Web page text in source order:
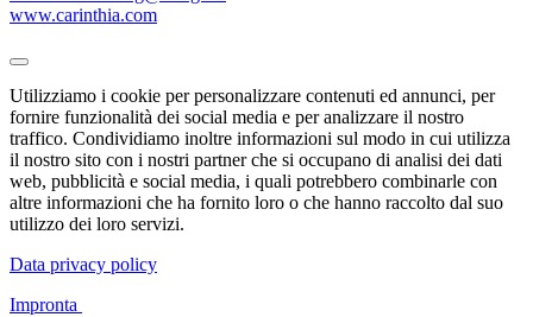
www.carinthia.com
Utilizziamo i cookie per personalizzare contenuti ed annunci, per
fornire funzionalità dei social media e per analizzare il nostro
traffico. Condividiamo inoltre informazioni sul modo in cui utilizza
il nostro sito con i nostri partner che si occupano di analisi dei dati
web, pubblicità e social media, i quali potrebbero combinarle con
altre informazioni che ha fornito loro o che hanno raccolto dal suo
utilizzo dei loro servizi.
Data privacy policy
Impronta